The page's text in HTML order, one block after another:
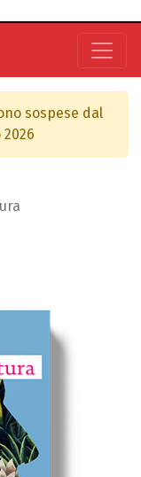
sospese dal